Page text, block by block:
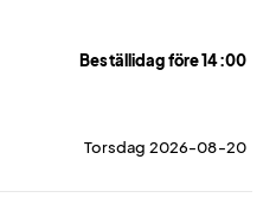
Beställidag före 14:00
Torsdag 2026-08-20